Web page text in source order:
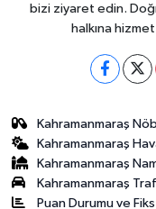
bizi ziyaret edin.
halkına
Kahramanmaraş
Kahramanmaraş
Kahramanmaraş
Kahramanmaraş
Puan Durumu ve